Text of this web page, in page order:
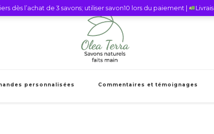
dès l’achat de 3 savons; utiliser savon10 lors du paiement |
personnalisées Commentaires et témoignages